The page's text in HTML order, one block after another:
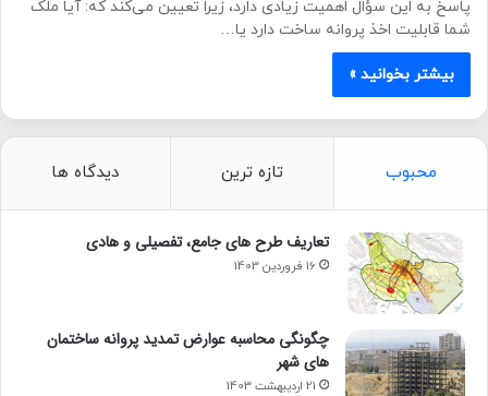
پاسخ به این سؤال اهمیت زیادی دارد، زیرا تعیین می‌کند که: آیا ملک
شما قابلیت اخذ پروانه ساخت دارد یا…
بیشتر بخوانید »
محبوب تازه ترین دیدگاه ها
تعاریف طرح های جامع، تفصیلی و هادی
16 فروردین 1403
چگونگی محاسبه عوارض تمدید پروانه ساختمان
های شهر
21 اردیبهشت 1403